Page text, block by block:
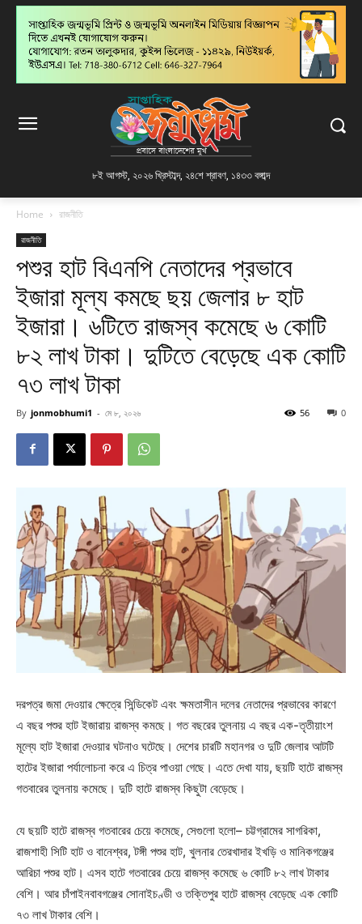
৮ই আগস্ট, ২০২৬ খ্রিস্টাব্দ, ২৪শে শ্রাবণ, ১৪৩৩ বঙ্গাব্দ
Home রাজনীতি
রাজনীতি
পশুর হাট বিএনপি নেতাদের প্রভাবে
ইজারা মূল্য কমছে ছয় জেলার ৮ হাট
ইজারা। ৬টিতে রাজস্ব কমেছে ৬ কোটি
৮২ লাখ টাকা। দুটিতে বেড়েছে এক কোটি
৭৩ লাখ টাকা
By jonmobhumi1 - মে ৮, ২০২৬ 0
56
দরপত্র জমা দেওয়ার ক্ষেত্রে সিন্ডিকেট এবং ক্ষমতাসীন দলের নেতাদের প্রভাবের কারণে
এ বছর পশুর হাট ইজারায় রাজস্ব কমছে। গত বছরের তুলনায় এ বছর এক-তৃতীয়াংশ
মূল্যে হাট ইজারা দেওয়ার ঘটনাও ঘটেছে। দেশের চারটি মহানগর ও দুটি জেলার আটটি
হাটের ইজারা পর্যালোচনা করে এ চিত্র পাওয়া গেছে। এতে দেখা যায়, ছয়টি হাটে রাজস্ব
গতবারের তুলনায় কমেছে। দুটি হাটে রাজস্ব কিছুটা বেড়েছে।
যে ছয়টি হাটে রাজস্ব গতবারের চেয়ে কমেছে, সেগুলো হলো– চট্টগ্রামের সাগরিকা,
রাজশাহী সিটি হাট ও বানেশ্বর, টঙ্গী পশুর হাট, খুলনার তেরখাদার ইখড়ি ও মানিকগঞ্জের
আরিচা পশুর হাট। এসব হাটে গতবারের চেয়ে রাজস্ব কমেছে ৬ কোটি ৮২ লাখ টাকার
বেশি। আর চাঁপাইনবাবগঞ্জের সোনাইচণ্ডী ও তক্তিপুর হাটে রাজস্ব বেড়েছে এক কোটি
৭৩ লাখ টাকার বেশি।